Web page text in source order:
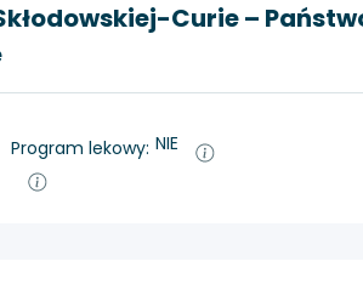
Curie –
Program lekowy: NIE